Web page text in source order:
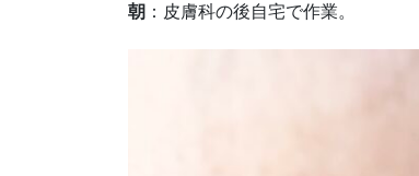
朝 ：皮膚科の後自宅で作業。